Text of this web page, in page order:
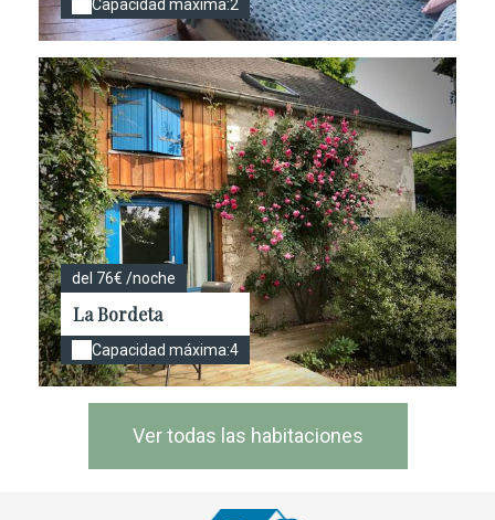
Capacidad máxima:2
del 76€ /noche
La Bordeta
Capacidad máxima:4
Ver todas las habitaciones